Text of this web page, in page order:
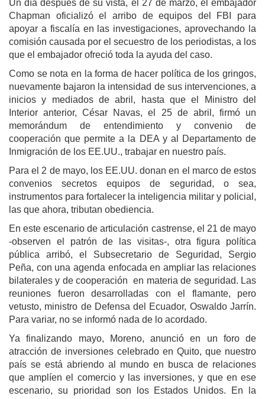
Un día después de su vista, el 27 de marzo, el embajador
Chapman oficializó el arribo de equipos del FBI para
apoyar a fiscalía en las investigaciones, aprovechando la
comisión causada por el secuestro de los periodistas, a los
que el embajador ofreció toda la ayuda del caso.
Como se nota en la forma de hacer política de los gringos,
nuevamente bajaron la intensidad de sus intervenciones, a
inicios y mediados de abril, hasta que el Ministro del
Interior anterior, César Navas, el 25 de abril, firmó un
memorándum de entendimiento y convenio de
cooperación que permite a la DEA y al Departamento de
Inmigración de los EE.UU., trabajar en nuestro país.
Para el 2 de mayo, los EE.UU. donan en el marco de estos
convenios secretos equipos de seguridad, o sea,
instrumentos para fortalecer la inteligencia militar y policial,
las que ahora, tributan obediencia.
En este escenario de articulación castrense, el 21 de mayo
-observen el patrón de las visitas-, otra figura política
pública arribó, el Subsecretario de Seguridad, Sergio
Peña, con una agenda enfocada en ampliar las relaciones
bilaterales y de cooperación en materia de seguridad. Las
reuniones fueron desarrolladas con el flamante, pero
vetusto, ministro de Defensa del Ecuador, Oswaldo Jarrín.
Para variar, no se informó nada de lo acordado.
Ya finalizando mayo, Moreno, anunció en un foro de
atracción de inversiones celebrado en Quito, que nuestro
país se está abriendo al mundo en busca de relaciones
que amplíen el comercio y las inversiones, y que en ese
escenario, su prioridad son los Estados Unidos. En la